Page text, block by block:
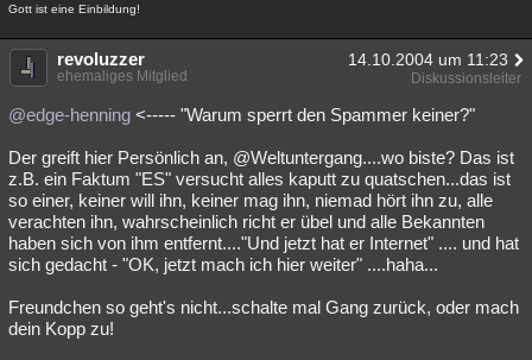
Gott ist eine Einbildung!
revoluzzer 14.10.2004 um 11:23
ehemaliges Mitglied Diskussionsleiter
@edge-henning <----- "Warum sperrt den Spammer keiner?"
Der greift hier Persönlich an, @Weltuntergang....wo biste? Das ist
z.B. ein Faktum "ES" versucht alles kaputt zu quatschen...das ist
so einer, keiner will ihn, keiner mag ihn, niemad hört ihn zu, alle
verachten ihn, wahrscheinlich richt er übel und alle Bekannten
haben sich von ihm entfernt...."Und jetzt hat er Internet" .... und hat
sich gedacht - "OK, jetzt mach ich hier weiter" ....haha...
Freundchen so geht's nicht...schalte mal Gang zurück, oder mach
dein Kopp zu!